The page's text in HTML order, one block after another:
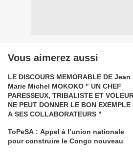
Vous aimerez aussi
LE DISCOURS MEMORABLE DE Jean
Marie Michel MOKOKO " UN CHEF
PARESSEUX, TRIBALISTE ET VOLEUR
NE PEUT DONNER LE BON EXEMPLE
A SES COLLABORATEURS "
ToPeSA : Appel à l’union nationale
pour construire le Congo nouveau